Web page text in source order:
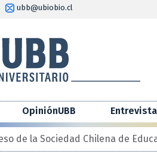
ubb@ubiobio.cl
OpiniónUBB
de la Sociedad Chilena de